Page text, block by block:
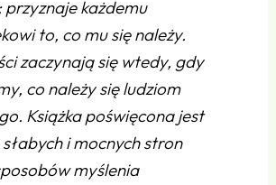
przyznaje każdemu
to, co mu się należy.
zaczynają się wtedy, gdy
co należy się ludziom
Książka poświęcona jest
i mocnych stron
myślenia